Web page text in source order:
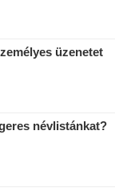
üzenetet
névlistánkat?